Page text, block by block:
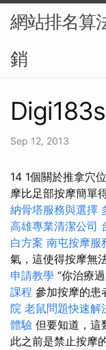
網站排名算
銷
Sep 12, 2013
14 1個關於推拿穴
摩比足部按摩簡單
納骨塔服務與選擇
高雄專業清潔公司
白方案 南屯按摩服
氣，這使得按摩無
申請教學 “你治療
課程 參加按摩的患
院 老鼠問題快速解
體驗 但要知道，這
此之前是禁止按摩